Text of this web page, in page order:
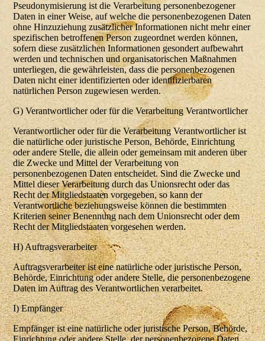
Pseudonymisierung ist die Verarbeitung personenbezogener
Daten in einer Weise, auf welche die personenbezogenen Daten
ohne Hinzuziehung zusätzlicher Informationen nicht mehr einer
spezifischen betroffenen Person zugeordnet werden können,
sofern diese zusätzlichen Informationen gesondert aufbewahrt
werden und technischen und organisatorischen Maßnahmen
unterliegen, die gewährleisten, dass die personenbezogenen
Daten nicht einer identifizierten oder identifizierbaren
natürlichen Person zugewiesen werden.
G) Verantwortlicher oder für die Verarbeitung Verantwortlicher
Verantwortlicher oder für die Verarbeitung Verantwortlicher ist
die natürliche oder juristische Person, Behörde, Einrichtung
oder andere Stelle, die allein oder gemeinsam mit anderen über
die Zwecke und Mittel der Verarbeitung von
personenbezogenen Daten entscheidet. Sind die Zwecke und
Mittel dieser Verarbeitung durch das Unionsrecht oder das
Recht der Mitgliedstaaten vorgegeben, so kann der
Verantwortliche beziehungsweise können die bestimmten
Kriterien seiner Benennung nach dem Unionsrecht oder dem
Recht der Mitgliedstaaten vorgesehen werden.
H) Auftragsverarbeiter
Auftragsverarbeiter ist eine natürliche oder juristische Person,
Behörde, Einrichtung oder andere Stelle, die personenbezogene
Daten im Auftrag des Verantwortlichen verarbeitet.
I) Empfänger
Empfänger ist eine natürliche oder juristische Person, Behörde,